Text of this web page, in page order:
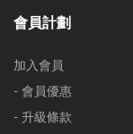
會員計劃
加入會員
- 會員優惠
- 升級條款